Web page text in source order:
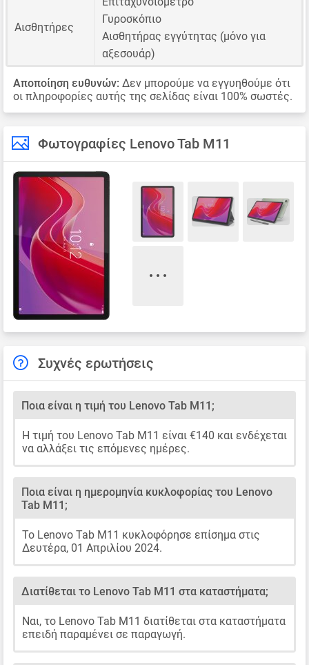
Αισθητήρες
Γυροσκόπιο
Αισθητήρας εγγύτητας (μόνο για
αξεσουάρ)
Αποποίηση ευθυνών: Δεν μπορούμε να εγγυηθούμε ότι
οι πληροφορίες αυτής της σελίδας είναι 100% σωστές.
Φωτογραφίες Lenovo Tab M11
Συχνές ερωτήσεις
Ποια είναι η τιμή του Lenovo Tab M11;
Η τιμή του Lenovo Tab M11 είναι €140 και ενδέχεται
να αλλάξει τις επόμενες ημέρες.
Ποια είναι η ημερομηνία κυκλοφορίας του Lenovo
Tab M11;
Το Lenovo Tab M11 κυκλοφόρησε επίσημα στις
Δευτέρα, 01 Απριλίου 2024.
Διατίθεται το Lenovo Tab M11 στα καταστήματα;
Ναι, το Lenovo Tab M11 διατίθεται στα καταστήματα
επειδή παραμένει σε παραγωγή.